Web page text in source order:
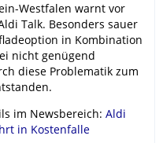
Westfalen warnt vor
Talk. Besonders sauer
in Kombination
nicht genügend
diese Problematik zum
im Newsbereich: Aldi
in Kostenfalle